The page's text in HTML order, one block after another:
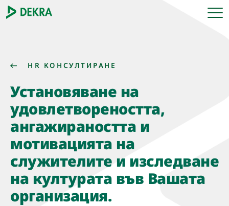
HR КОНСУЛТИРАНЕ
Установяване на
удовлетвореността,
ангажираността и
мотивацията на
служителите и изследване
на културата във Вашата
организация.